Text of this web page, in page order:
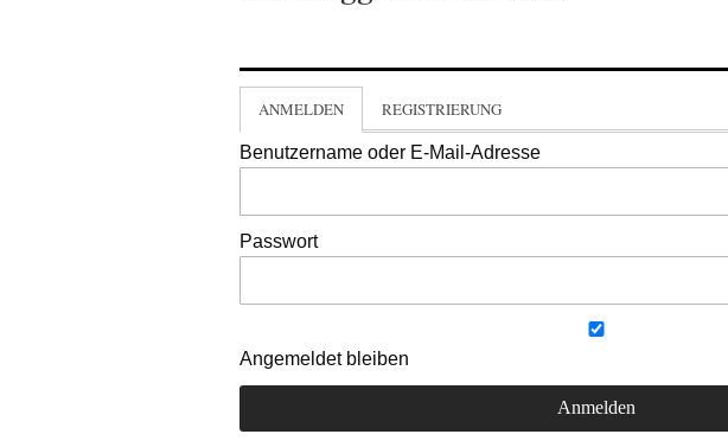
ANMELDEN REGISTRIERUNG
Benutzername oder E-Mail-Adresse
Passwort
Angemeldet bleiben